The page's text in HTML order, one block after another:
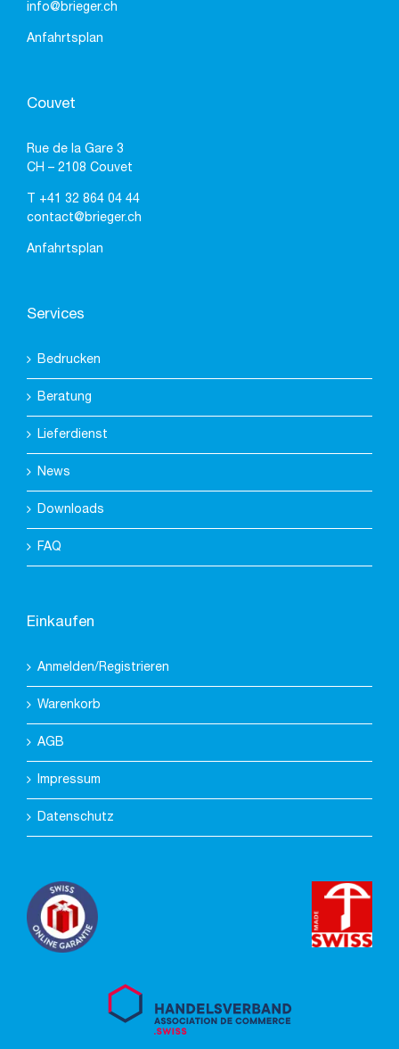
info@brieger.ch
Anfahrtsplan
Couvet
Rue de la Gare 3
CH – 2108 Couvet
+41 32 864 04 44
contact@brieger.ch
Anfahrtsplan
Services
Bedrucken
Beratung
Lieferdienst
News
Downloads
FAQ
Einkaufen
Anmelden/Registrieren
Warenkorb
AGB
Impressum
Datenschutz